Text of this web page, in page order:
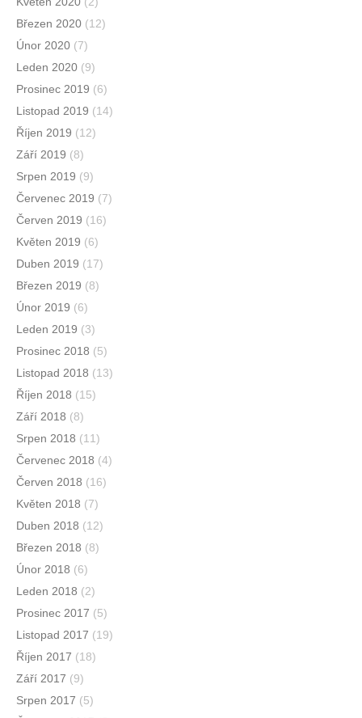
Březen 2020 (12)
Únor 2020 (7)
Leden 2020 (9)
Prosinec 2019 (6)
Listopad 2019 (14)
Říjen 2019 (12)
Září 2019 (8)
Srpen 2019 (9)
Červenec 2019 (7)
Červen 2019 (16)
Květen 2019 (6)
Duben 2019 (17)
Březen 2019 (8)
Únor 2019 (6)
Leden 2019 (3)
Prosinec 2018 (5)
Listopad 2018 (13)
Říjen 2018 (15)
Září 2018 (8)
Srpen 2018 (11)
Červenec 2018 (4)
Červen 2018 (16)
Květen 2018 (7)
Duben 2018 (12)
Březen 2018 (8)
Únor 2018 (6)
Leden 2018 (2)
Prosinec 2017 (5)
Listopad 2017 (19)
Říjen 2017 (18)
Září 2017 (9)
Srpen 2017 (5)